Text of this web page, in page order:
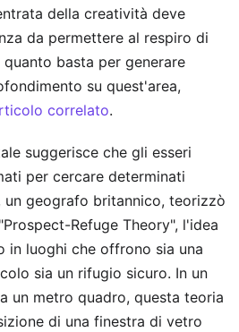
della creatività deve
da permettere al respiro di
basta per generare
su quest'area,
correlato.
suggerisce che gli esseri
per cercare determinati
un geografo britannico, teorizzò
Refuge Theory", l'idea
luoghi che offrono sia una
sia un rifugio sicuro. In un
un metro quadro, questa teoria
di una finestra di vetro